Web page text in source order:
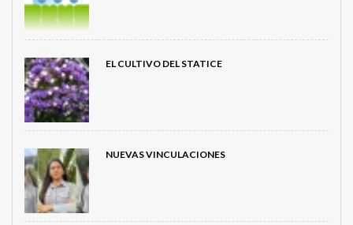
EL CULTIVO DEL STATICE
NUEVAS VINCULACIONES